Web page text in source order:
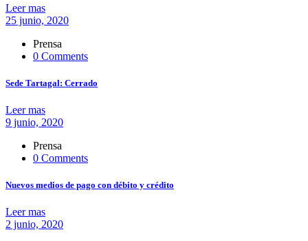
Leer mas
25 junio, 2020
Prensa
0 Comments
Sede Tartagal: Cerrado
Leer mas
9 junio, 2020
Prensa
0 Comments
Nuevos medios de pago con débito y crédito
Leer mas
2 junio, 2020